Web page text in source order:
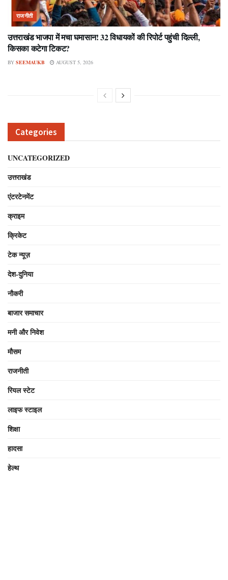
राजनीती
उत्तराखंड भाजपा में मचा घमासान! 32 विधायकों की रिपोर्ट पहुंची दिल्ली,
किसका कटेगा टिकट?
BY SEEMAUKB AUGUST 5, 2026
Categories
UNCATEGORIZED
उत्तराखंड
एंटरटेनमेंट
क्राइम
क्रिकेट
टेक न्यूज़
देश-दुनिया
नौकरी
बाजार समाचार
मनी और निवेश
मौसम
राजनीती
रियल स्टेट
लाइफ स्टाइल
शिक्षा
हादसा
हेल्थ